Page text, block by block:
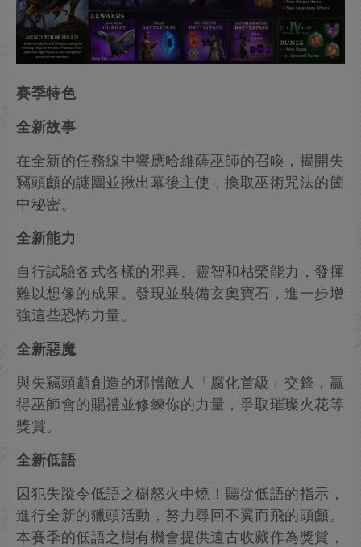
賽季特色
全新故事
在全新的任務線中響應哈維薩巫師的召喚，揭開失
竊頭顱的謎團並揪出幕後主使，換取巫術咒法的箇
中秘密。
全新能力
自行試驗各式各樣的邪異、靈智和枯榮能力，發揮
難以想像的成果。發現並裝備玄奧寶石，進一步增
強這些恐怖力量。
全新惡魔
與失竊頭顱創造的邪憎敵人「腐化首級」交鋒，贏
得巫師會的賜禮並修練你的力量，爭取璀璨火花等
獎賞。
全新低語
囚犯失蹤令低語之樹怒火中燒！聽從低語的指示，
進行全新的獵頭活動，努力尋回不翼而飛的頭顱。
本賽季的低語之樹有機會提供遠古收藏作為獎賞，